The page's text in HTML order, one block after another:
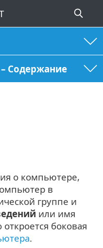
– Содержание
о компьютере,
в
группе и
или имя
боковая
.